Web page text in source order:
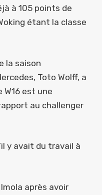
à 105 points de
étant la classe
la saison
Toto Wolff, a
W16 est une
au challenger
y avait du travail à
après avoir